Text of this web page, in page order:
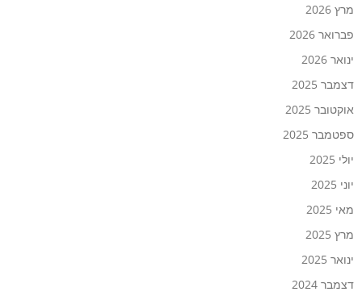
מרץ 2026
פברואר 2026
ינואר 2026
דצמבר 2025
אוקטובר 2025
ספטמבר 2025
יולי 2025
יוני 2025
מאי 2025
מרץ 2025
ינואר 2025
דצמבר 2024